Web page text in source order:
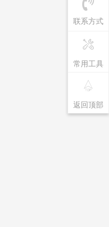
联系方式
常用工具
返回顶部